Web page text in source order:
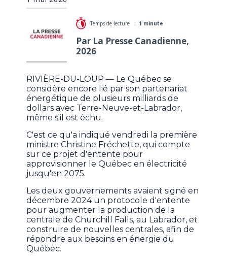
Temps de lecture : 1 minute
Par La Presse Canadienne,
2026
RIVIÈRE-DU-LOUP — Le Québec se
considère encore lié par son partenariat
énergétique de plusieurs milliards de
dollars avec Terre-Neuve-et-Labrador,
même s'il est échu.
C'est ce qu'a indiqué vendredi la première
ministre Christine Fréchette, qui compte
sur ce projet d'entente pour
approvisionner le Québec en électricité
jusqu'en 2075.
Les deux gouvernements avaient signé en
décembre 2024 un protocole d'entente
pour augmenter la production de la
centrale de Churchill Falls, au Labrador, et
construire de nouvelles centrales, afin de
répondre aux besoins en énergie du
Québec.